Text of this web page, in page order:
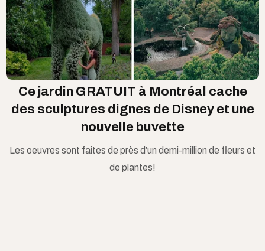
Ce jardin GRATUIT à Montréal cache
des sculptures dignes de Disney et une
nouvelle buvette
Les oeuvres sont faites de près d’un demi-million de fleurs et
de plantes!